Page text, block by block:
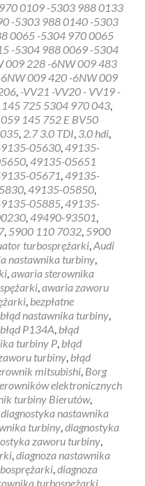
about
Diagnostyka
gratis
sterownik
turbiny
Bierutów
0109 -5303 988 0133
-5303 988 0140 -5303
0065 -5304 970 0065
-5304 988 0069 -5304
009 228 -6NW 009 483
009 420 -6NW 009
, -VV21 -VV20 - VV19 -
725 5304 970 043,
059 145 752 E BV50
, 2.7 3.0 TDI, 3.0 hdi,
05630,49135-
,49135-05651
05671,49135-
,49135-05850,
05885,49135-
,49490-93501,
, 5900 110 7032, 5900
turbosprężarki,Audi
nastawnika turbiny,
,awaria sterownika
,awaria zaworu
, bezpłatne
błąd nastawnika turbiny,
błąd P134A, błąd
turbiny P, błąd
turbiny, błąd
mitsubishi, Borg
elektronicznych
turbiny Bierutów,
diagnostyka nastawnika
turbiny,diagnostyka
zaworu turbiny,
,diagnoza nastawnika
,diagnoza
turbospężarki,